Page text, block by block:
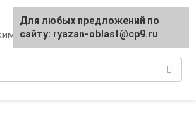
городам
Для любых предложений по
сайту: ryazan-oblast@cp9.ru